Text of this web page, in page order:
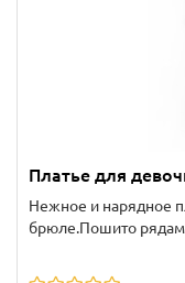
Платье для
Нежное и нарядное
брюле.Пошито